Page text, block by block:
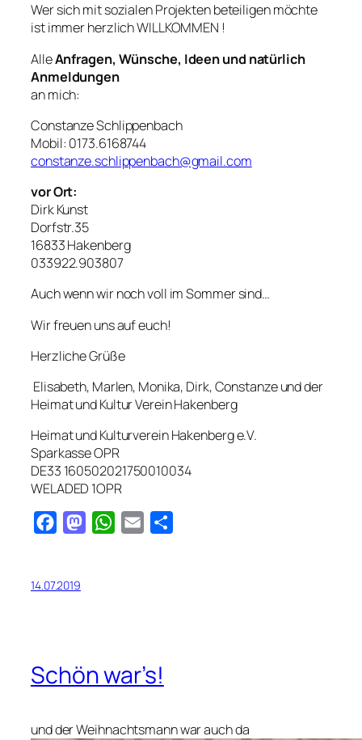
Wer sich mit sozialen Projekten beteiligen möchte
ist immer herzlich WILLKOMMEN !
AlleAnfragen, Wünsche, Ideen und natürlich
Anmeldungen
an mich:
Constanze Schlippenbach
Mobil: 0173.6168744
constanze.schlippenbach@gmail.com
vor Ort:
Dirk Kunst
Dorfstr.35
16833 Hakenberg
033922.903807
Auch wenn wir noch voll im Sommer sind…
Wir freuen uns auf euch!
Herzliche Grüße
Elisabeth, Marlen, Monika, Dirk, Constanze und der
Heimat und Kultur Verein Hakenberg
Heimat und Kulturverein Hakenberg e.V.
Sparkasse OPR
DE33 160502021750010034
WELADED 1OPR
FacebookMastodonWhatsApp
Email
14.07.2019
Schön war’s!
und der Weihnachtsmann war auch da